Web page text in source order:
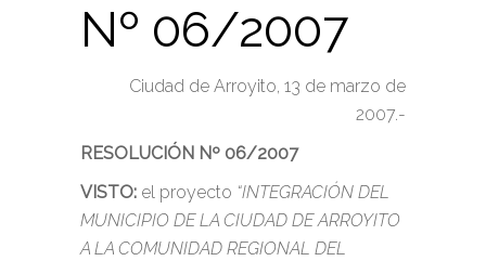
Nº 06/2007
Ciudad de Arroyito, 13 de marzo de
2007.-
RESOLUCIÓN Nº 06/2007
VISTO: el proyecto “INTEGRACIÓN DEL
MUNICIPIO DE LA CIUDAD DE ARROYITO
A LA COMUNIDAD REGIONAL DEL